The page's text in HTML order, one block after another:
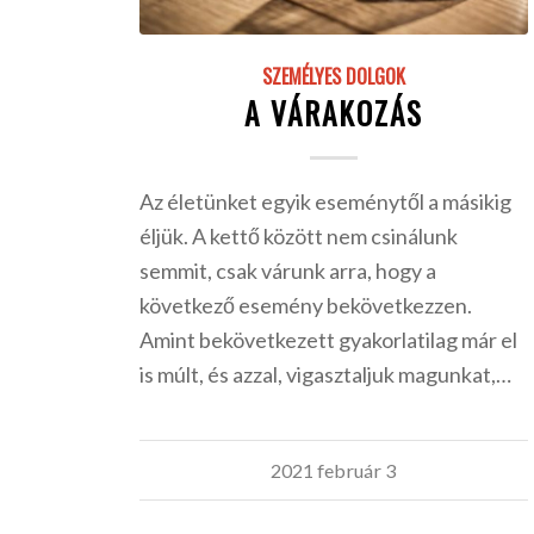
SZEMÉLYES DOLGOK
A VÁRAKOZÁS
Az életünket egyik eseménytől a másikig
éljük. A kettő között nem csinálunk
semmit, csak várunk arra, hogy a
következő esemény bekövetkezzen.
Amint bekövetkezett gyakorlatilag már el
is múlt, és azzal, vigasztaljuk magunkat,…
2021 február 3